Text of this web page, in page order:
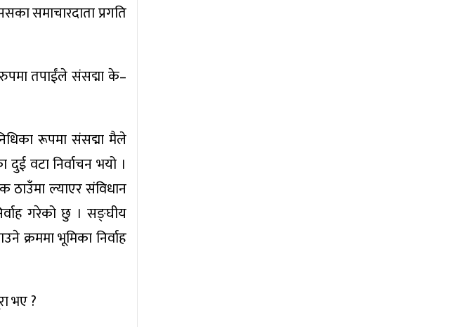
समाचारदाता प्रगति
तपाईंले संसद्मा के–
रूपमा संसद्मा मैले
वटा निर्वाचन भयो ।
ठाउँमा ल्याएर संविधान
गरेको छु । सङ्घीय
क्रममा भूमिका निर्वाह
भए ?